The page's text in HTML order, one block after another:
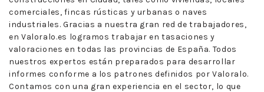
comerciales, fincas rústicas y urbanas o naves
industriales. Gracias a nuestra gran red de trabajadores,
en Valoralo.es logramos trabajar en tasaciones y
valoraciones en todas las provincias de España. Todos
nuestros expertos están preparados para desarrollar
informes conforme a los patrones definidos por Valoralo.
Contamos con una gran experiencia en el sector, lo que